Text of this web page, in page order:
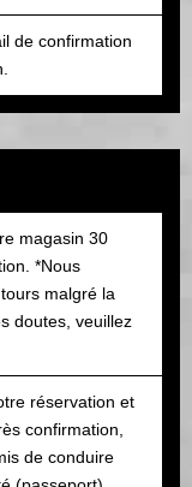
de confirmation
magasin 30
*Nous
malgré la
doutes, veuillez
réservation et
confirmation,
de conduire